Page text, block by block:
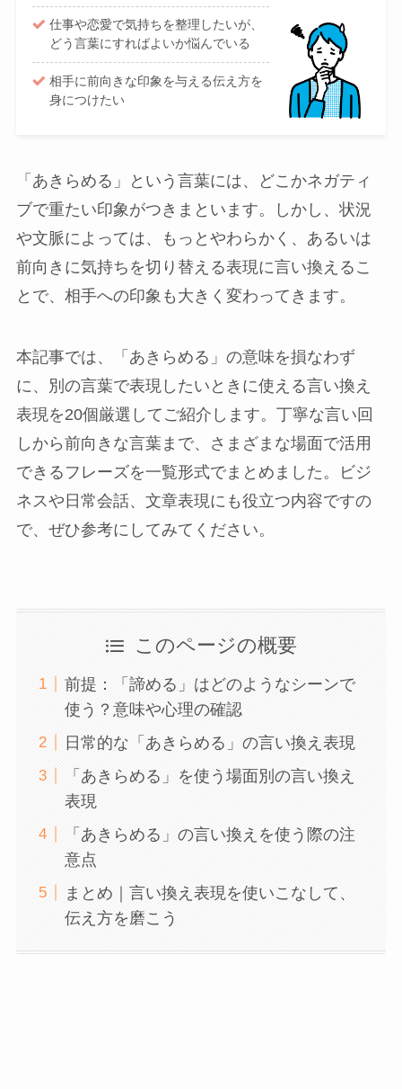
仕事や恋愛で気持ちを整理したいが、
どう言葉にすればよいか悩んでいる
相手に前向きな印象を与える伝え方を
身につけたい
「あきらめる」という言葉には、どこかネガティ
ブで重たい印象がつきまといます。しかし、状況
や文脈によっては、もっとやわらかく、あるいは
前向きに気持ちを切り替える表現に言い換えるこ
とで、相手への印象も大きく変わってきます。
本記事では、「あきらめる」の意味を損なわず
に、別の言葉で表現したいときに使える言い換え
表現を20個厳選してご紹介します。丁寧な言い回
しから前向きな言葉まで、さまざまな場面で活用
できるフレーズを一覧形式でまとめました。ビジ
ネスや日常会話、文章表現にも役立つ内容ですの
で、ぜひ参考にしてみてください。
このページの概要
前提：「諦める」はどのようなシーンで
使う？意味や心理の確認
日常的な「あきらめる」の言い換え表現
「あきらめる」を使う場面別の言い換え
表現
「あきらめる」の言い換えを使う際の注
意点
まとめ｜言い換え表現を使いこなして、
伝え方を磨こう